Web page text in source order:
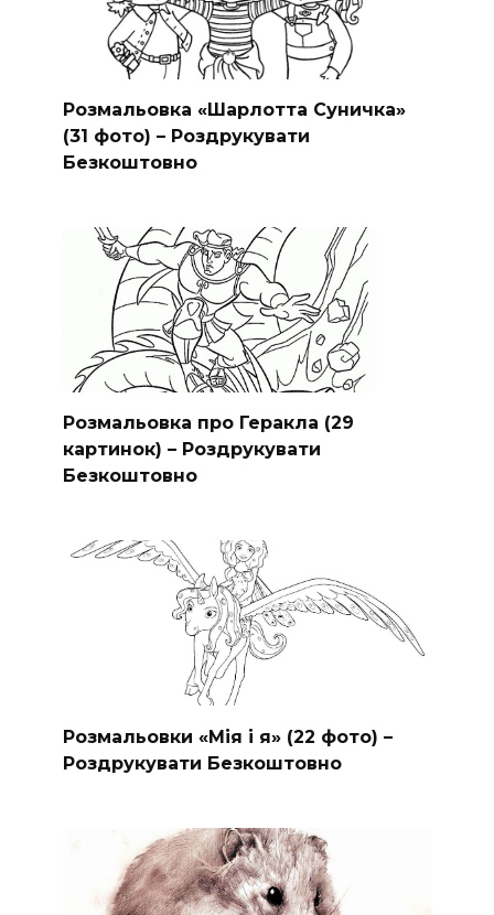
Розмальовка «Шарлотта Суничка»
(31 фото) – Роздрукувати
Безкоштовно
Розмальовка про Геракла (29
картинок) – Роздрукувати
Безкоштовно
Розмальовки «Мія і я» (22 фото) –
Роздрукувати Безкоштовно